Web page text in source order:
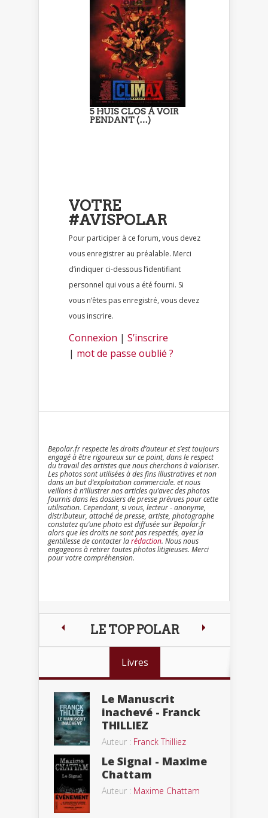
5 HUIS CLOS À VOIR
PENDANT (…)
VOTRE
#AVISPOLAR
Pour participer à ce forum, vous devez
vous enregistrer au préalable. Merci
d’indiquer ci-dessous l’identifiant
personnel qui vous a été fourni. Si
vous n’êtes pas enregistré, vous devez
vous inscrire.
Connexion | S’inscrire
| mot de passe oublié ?
Bepolar.fr respecte les droits d’auteur et s’est toujours
engagé à être rigoureux sur ce point, dans le respect
du travail des artistes que nous cherchons à valoriser.
Les photos sont utilisées à des fins illustratives et non
dans un but d’exploitation commerciale. et nous
veillons à n’illustrer nos articles qu’avec des photos
fournis dans les dossiers de presse prévues pour cette
utilisation. Cependant, si vous, lecteur - anonyme,
distributeur, attaché de presse, artiste, photographe
constatez qu’une photo est diffusée sur Bepolar.fr
alors que les droits ne sont pas respectés, ayez la
gentillesse de contacter larédaction. Nous nous
engageons à retirer toutes photos litigieuses. Merci
pour votre compréhension.
LE TOP POLAR
Livres
Le Manuscrit
inachevé - Franck
THILLIEZ
Auteur : Franck Thilliez
Le Signal - Maxime
Chattam
Auteur : Maxime Chattam